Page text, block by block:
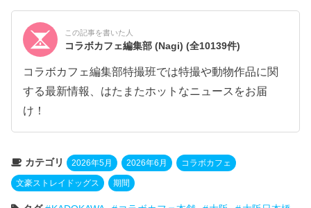
この記事を書いた人
コラボカフェ編集部 (Nagi)(全10139件)
コラボカフェ編集部特撮班では特撮や動物作品に関
する最新情報、はたまたホットなニュースをお届
け！
カテゴリ 2026年5月 2026年6月 コラボカフェ
文豪ストレイドッグス 期間